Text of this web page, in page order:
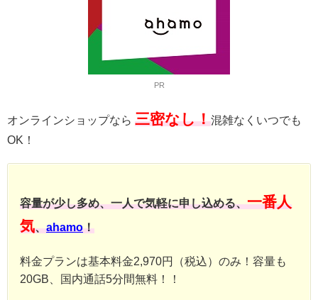
PR
オンラインショップなら 三密なし！混雑なくいつでも
OK！
容量が少し多め、一人で気軽に申し込める、一番人
気、ahamo！
料金プランは基本料金2,970円（税込）のみ！容量も
20GB、国内通話5分間無料！！